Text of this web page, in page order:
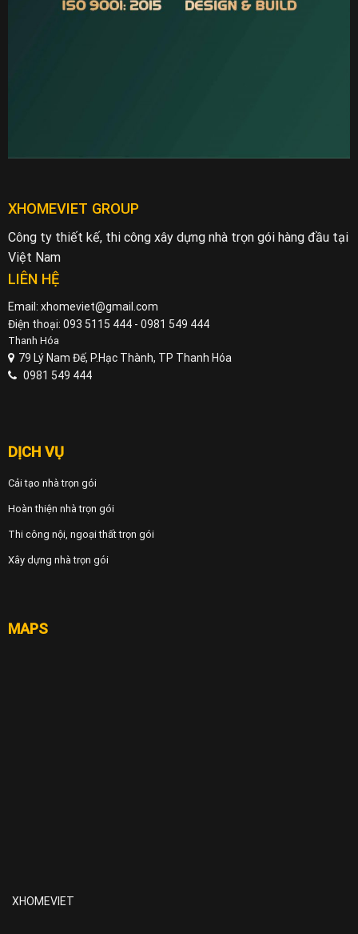
XHOMEVIET GROUP
Công ty thiết kế, thi công xây dựng nhà trọn gói hàng đầu tại
Việt Nam
LIÊN HỆ
Email: xhomeviet@gmail.com
Điện thoại: 093 5115 444 - 0981 549 444
Thanh Hóa
79 Lý Nam Đế, P.Hạc Thành, TP Thanh Hóa
0981 549 444
DỊCH VỤ
Cải tạo nhà trọn gói
Hoàn thiện nhà trọn gói
Thi công nội, ngoại thất trọn gói
Xây dựng nhà trọn gói
MAPS
XHOMEVIET